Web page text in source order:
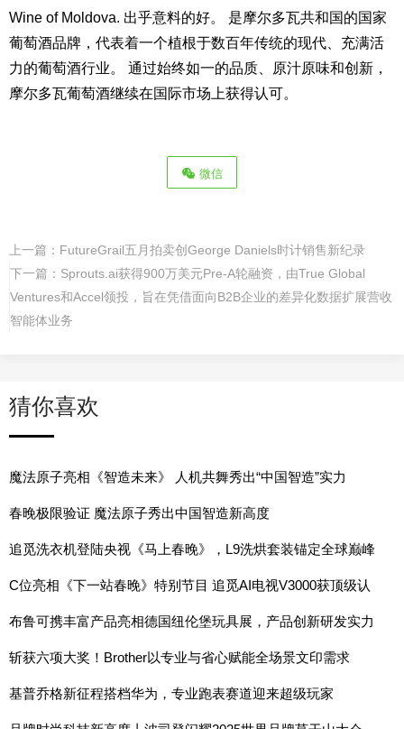
Wine of Moldova. 出乎意料的好。 是摩尔多瓦共和国的国家
葡萄酒品牌，代表着一个植根于数百年传统的现代、充满活
力的葡萄酒行业。 通过始终如一的品质、原汁原味和创新，
摩尔多瓦葡萄酒继续在国际市场上获得认可。
微信
上一篇： FutureGrail五月拍卖创George Daniels时计销售新纪录
下一篇： Sprouts.ai获得900万美元Pre-A轮融资，由True Global
Ventures和Accel领投，旨在凭借面向B2B企业的差异化数据扩展营收
智能体业务
猜你喜欢
魔法原子亮相《智造未来》 人机共舞秀出“中国智造”实力
春晚极限验证 魔法原子秀出中国智造新高度
追觅洗衣机登陆央视《马上春晚》，L9洗烘套装锚定全球巅峰
的时代之作
C位亮相《下一站春晚》特别节目 追觅AI电视V3000获顶级认
可
布鲁可携丰富产品亮相德国纽伦堡玩具展，产品创新研发实力
持续提升
斩获六项大奖！Brother以专业与省心赋能全场景文印需求
基普乔格新征程搭档华为，专业跑表赛道迎来超级玩家